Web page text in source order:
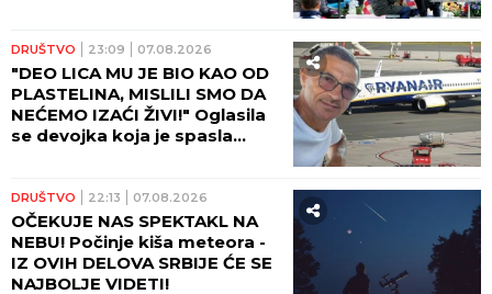
DRUŠTVO 23:09 07.08.2026
"DEO LICA MU JE BIO KAO OD
PLASTELINA, MISLILI SMO DA
NEĆEMO IZAĆI ŽIVI!" Oglasila
se devojka koja je spasla
DRUŠTVO 22:13 07.08.2026
OČEKUJE NAS SPEKTAKL NA
NEBU! Počinje kiša meteora -
IZ OVIH DELOVA SRBIJE ĆE SE
NAJBOLJE VIDETI!